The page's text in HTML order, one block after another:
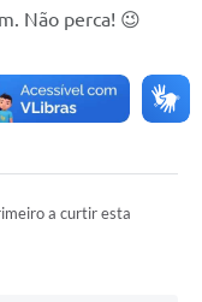
Não perca! 😉
a curtir esta